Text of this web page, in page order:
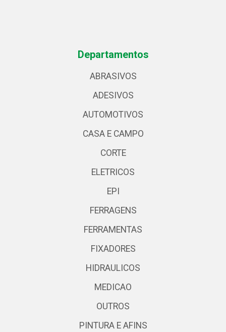
Departamentos
ABRASIVOS
ADESIVOS
AUTOMOTIVOS
CASA E CAMPO
CORTE
ELETRICOS
EPI
FERRAGENS
FERRAMENTAS
FIXADORES
HIDRAULICOS
MEDICAO
OUTROS
PINTURA E AFINS